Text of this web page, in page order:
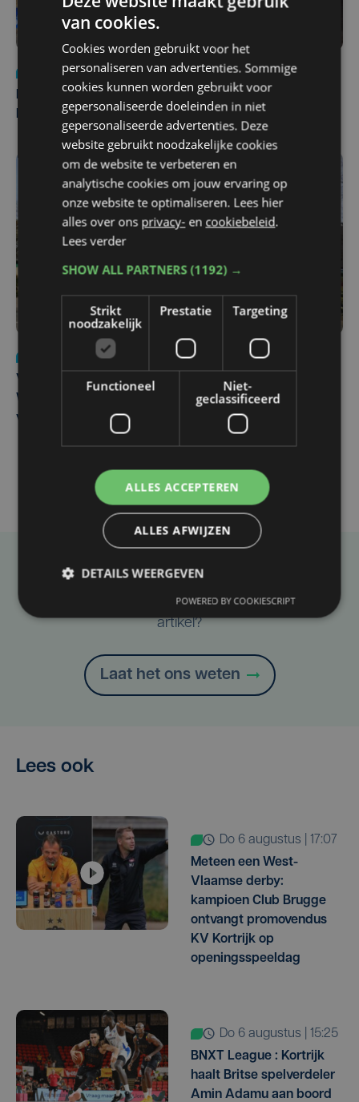
Nieuws
di 4 augustus | 09:32
Man en vrouw dood aangetroffen in woning in Sint-
Pieters Brugge
wo 5 augustus | 11:57
Vier Oostendse gynaecologen versterken dienst in AZ
West, dat ook een nieuwe voltijdse gynaecoloog
verwelkomt
Taalfout opgemerkt?
Heb je een taal- of schrijffout opgemerkt in dit
artikel?
Laat het ons weten
Lees ook
do 6 augustus | 17:07
Meteen een West-
Vlaamse derby:
kampioen Club Brugge
ontvangt promovendus
KV Kortrijk op
openingsspeeldag
do 6 augustus | 15:25
BNXT League : Kortrijk
haalt Britse spelverdeler
Amin Adamu aan boord
van cookies.
Cookies worden gebruikt voor het
personaliseren van advertenties. Sommige
cookies kunnen worden gebruikt voor
gepersonaliseerde doeleinden in niet
gepersonaliseerde advertenties. Deze
website gebruikt noodzakelijke cookies
om de website te verbeteren en
analytische cookies om jouw ervaring op
onze website te optimaliseren. Lees hier
alles over ons privacy- en cookiebeleid.
Lees verder
SHOW ALL PARTNERS(1192) →
Strikt
noodzakelijk
Prestatie Targeting
Functioneel
Niet-
geclassificeerd
ALLES ACCEPTEREN
ALLES AFWIJZEN
DETAILS WEERGEVEN
POWERED BY COOKIESCRIPT